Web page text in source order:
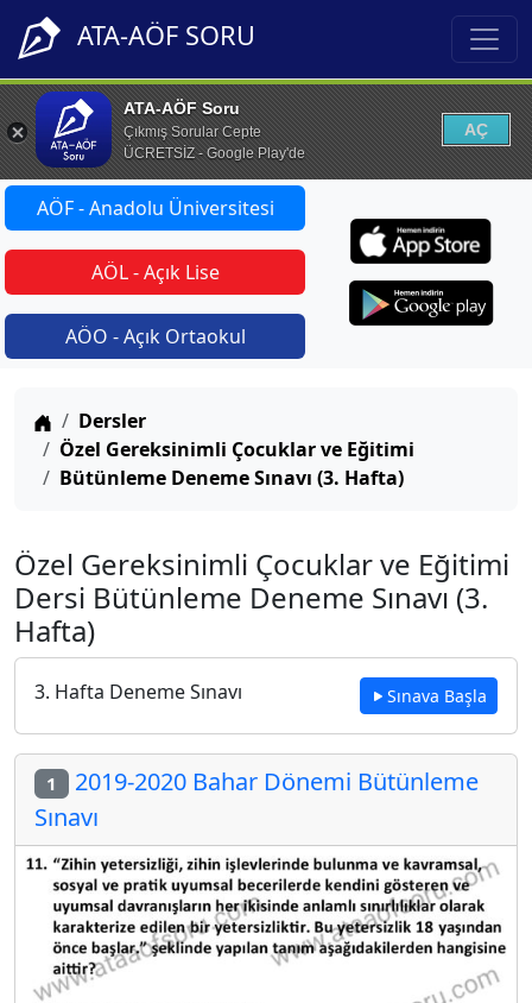
ATA-AÖF SORU
ATA-AÖF Soru
Çıkmış Sorular Cepte
ÜCRETSİZ - Google Play'de
AÇ
AÖF - Anadolu Üniversitesi
AÖL - Açık Lise
AÖO - Açık Ortaokul
Anasayfa
Dersler
Özel Gereksinimli Çocuklar ve Eğitimi
Bütünleme Deneme Sınavı (3. Hafta)
Özel Gereksinimli Çocuklar ve Eğitimi
Dersi Bütünleme Deneme Sınavı (3.
Hafta)
3. Hafta Deneme Sınavı Sınava Başla
1 2019-2020 Bahar Dönemi Bütünleme
Sınavı